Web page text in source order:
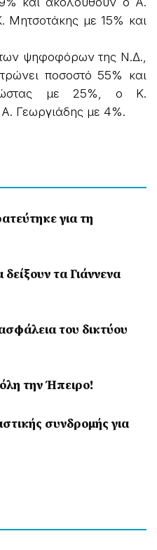
Μητσοτάκης με 15% και
ψηφοφόρων της Ν.Δ.,
ποσοστό 55% και
με 25%, ο Κ.
Γεωργιάδης με 4%.
για τη
τα Γιάννενα
του δικτύου
την Ήπειρο!
συνδρομής για